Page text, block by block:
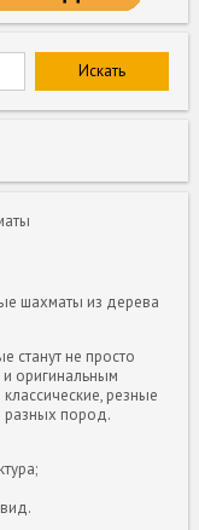
шахматы из дерева
станут не просто
и оригинальным
резные
разных пород.